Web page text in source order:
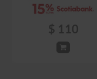
$ 110